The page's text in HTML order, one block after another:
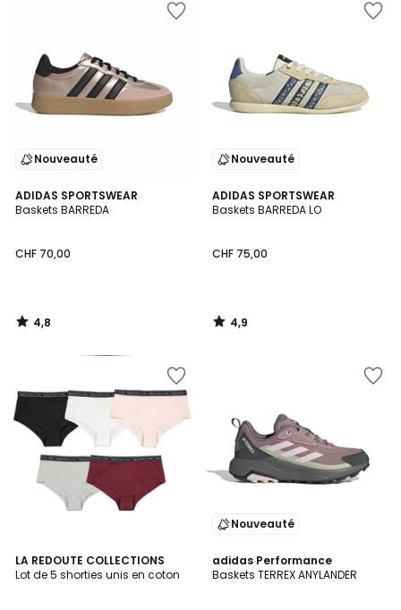
Nouveauté
ADIDAS SPORTSWEAR
Baskets BARREDA
CHF 70,00
4,8
/ 5
4,8
/
Nouveauté
ADIDAS SPORTSWEAR
Baskets BARREDA LO
CHF 75,00
4,9
/ 5
4,9
/
LA REDOUTE COLLECTIONS
Lot de 5 shorties unis en coton
4,6
/ 5
Nouveauté
adidas Performance
Baskets TERREX ANYLANDER
4,8
/ 5